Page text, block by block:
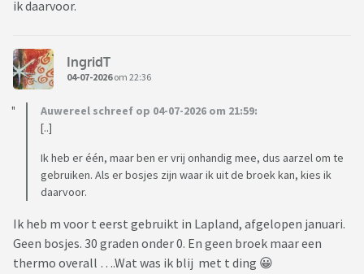
ik daarvoor.
IngridT
04-07-2026om 22:36
Auwereel schreef op 04-07-2026 om 21:59:
[..]
Ik heb er één, maar ben er vrij onhandig mee, dus aarzel om te
gebruiken. Als er bosjes zijn waar ik uit de broek kan, kies ik
daarvoor.
Ik heb m voor t eerst gebruikt in Lapland, afgelopen januari.
Geen bosjes. 30 graden onder 0. En geen broek maar een
thermo overall ….Wat was ik blij met t ding 😀